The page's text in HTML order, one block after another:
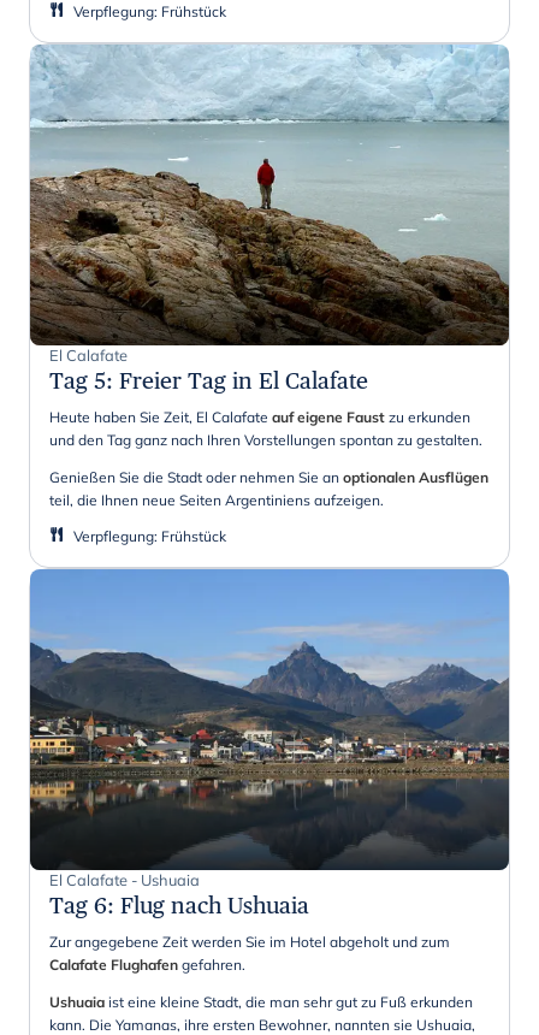
Verpflegung: Frühstück
El Calafate
Tag 5: Freier Tag in El Calafate
Heute haben Sie Zeit, El Calafate auf eigene Faust zu erkunden
und den Tag ganz nach Ihren Vorstellungen spontan zu gestalten.
Genießen Sie die Stadt oder nehmen Sie an optionalen Ausflügen
teil, die Ihnen neue Seiten Argentiniens aufzeigen.
Verpflegung: Frühstück
El Calafate - Ushuaia
Tag 6: Flug nach Ushuaia
Zur angegebene Zeit werden Sie im Hotel abgeholt und zum
Calafate Flughafen gefahren.
Ushuaia ist eine kleine Stadt, die man sehr gut zu Fuß erkunden
kann. Die Yamanas, ihre ersten Bewohner, nannten sie Ushuaia,